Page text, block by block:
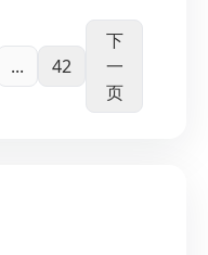
... 42
下
一
页